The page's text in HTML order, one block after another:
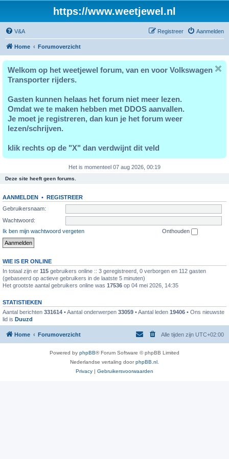
https://www.weetjewel.nl
V&A Aanmelden
Registreer
Home Forumoverzicht
Welkom op het weetjewel forum, van en voor Volkswagen
Transporter rijders.
Gasten kunnen helaas het forum niet meer lezen.
Omdat we te maken hebben met DDOS aanvallen.
Je moet je registreren, dan kun je het forum weer
lezen/schrijven.
klik rechts op de "X" dan verdwijnt dit veld
Het is momenteel 07 aug 2026, 00:19
Deze site heeft geen forums.
AANMELDEN • REGISTREER
Gebruikersnaam:
Wachtwoord:
Ik ben mijn wachtwoord vergeten
Onthouden
WIE IS ER ONLINE
In totaal zijn er 115 gebruikers online :: 3 geregistreerd, 0 verborgen en 112 gasten
(gebaseerd op actieve gebruikers in de laatste 5 minuten)
Het grootste aantal gebruikers online was 17536 op 04 mei 2026, 14:35
STATISTIEKEN
Aantal berichten 331614 • Aantal onderwerpen 33059 • Aantal leden 19406 • Ons nieuwste
lid is Duuzd
Home Forumoverzicht Alle tijden zijn UTC+02:00
Powered by phpBB® Forum Software © phpBB Limited
Nederlandse vertaling doorphpBB.nl
Privacy | Gebruikersvoorwaarden